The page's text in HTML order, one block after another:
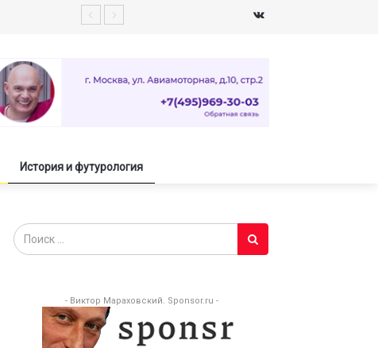
История и футурология
- Виктор Мараховский. Sponsor.ru -